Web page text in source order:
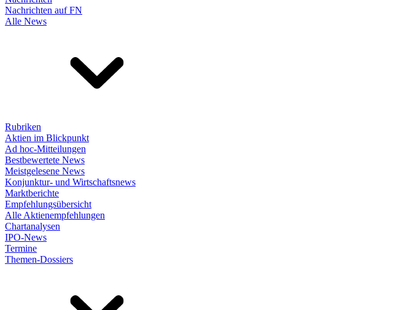
Nachrichten auf FN
Alle News
Rubriken
Aktien im Blickpunkt
Ad hoc-Mitteilungen
Bestbewertete News
Meistgelesene News
Konjunktur- und Wirtschaftsnews
Marktberichte
Empfehlungsübersicht
Alle Aktienempfehlungen
Chartanalysen
IPO-News
Termine
Themen-Dossiers